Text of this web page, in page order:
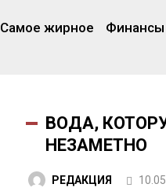
Самое жирное Финансы
ВОДА,
НЕЗАМЕТНО
РЕДАКЦИЯ